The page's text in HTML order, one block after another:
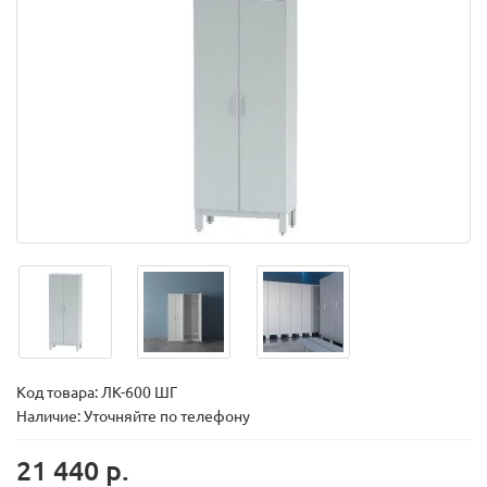
Код товара: ЛК-600 ШГ
Наличие: Уточняйте по телефону
21 440 р.